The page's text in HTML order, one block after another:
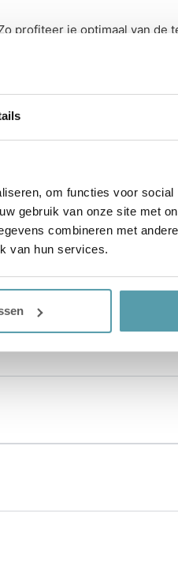
om functies voor
gebruik van onze site met
combineren met
van hun services.
profiteer je optimaal van de
de Zenzo kussensloop
je elke nacht
van onze vestigingen. Zij